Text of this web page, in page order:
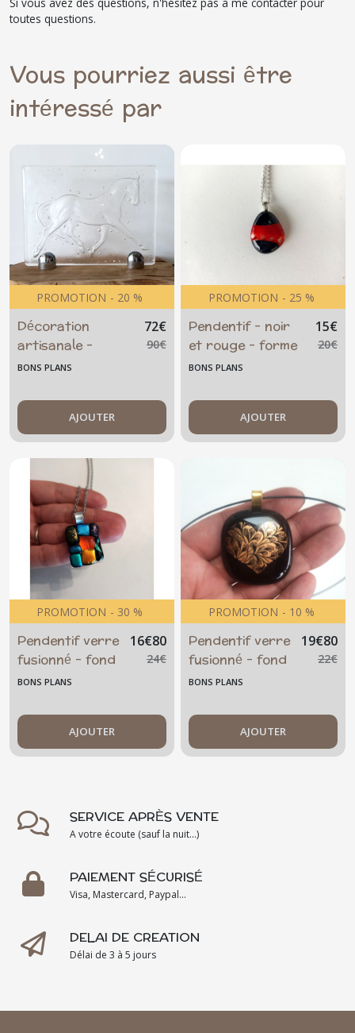
toutes questions.
Vous pourriez aussi être
intéressé par
PROMOTION - 20 %
Décoration
artisanale -
cheval
72€
90€
BONS PLANS
AJOUTER
PROMOTION - 25 %
Pendentif - noir
et rouge - forme
oblongue
15€
20€
BONS PLANS
AJOUTER
PROMOTION - 30 %
Pendentif verre
fusionné - fond
noir -
reflets bleus et
cuivrés
16€80
24€
BONS PLANS
AJOUTER
PROMOTION - 10 %
Pendentif verre
fusionné - fond
noir - cœur
19€80
22€
BONS PLANS
AJOUTER
SERVICE APRÈS VENTE
A votre écoute (sauf la nuit...)
PAIEMENT SÉCURISÉ
Visa, Mastercard, Paypal...
DELAI DE CREATION
Délai de 3 à 5 jours